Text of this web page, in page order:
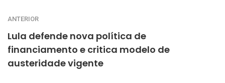
ANTERIOR
Lula defende nova política de
financiamento e critica modelo de
austeridade vigente